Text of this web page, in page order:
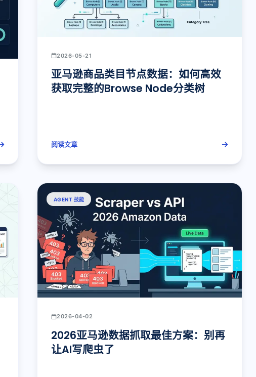
2026-05-21
亚马逊商品类目节点数据：如何高效
获取完整的Browse Node分类树
阅读文章
AGENT 技能
2026-04-02
2026亚马逊数据抓取最佳方案：别再
让AI写爬虫了